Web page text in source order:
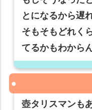
とになるから遅
そもそもどれく
てるかもわから
壺タリスマンも